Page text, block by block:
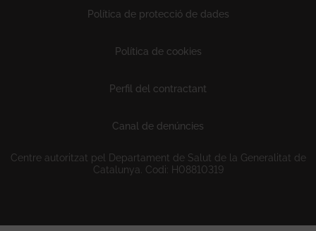
Política de protecció de dades
Política de cookies
Perfil del contractant
Canal de denúncies
Centre autoritzat pel Departament de Salut de la Generalitat de
Catalunya. Codi: H08810319